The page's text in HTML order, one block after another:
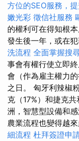
方位的SEO服務，
嫩光彩 徵信社服務
的權利可在得知根
發生後一年，或在
洗流程 全面掌握搜
事會有權行使立即
會（作為雇主權力
之日。 匈牙利辣椒
克（17%）和捷克
洲，智慧型設備和
農業流程也變得越
細流程 杜拜簽證申